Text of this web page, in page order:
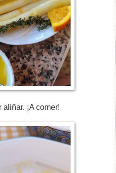
¡A comer!